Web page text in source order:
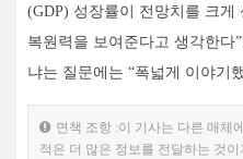
(GDP) 성장률이 전망치를 크게
복원력을 보여준다고 생각한다
냐는 질문에는 “폭넓게 이야기
면책 조항 :이 기사는 다른 매체
적은 더 많은 정보를 전달하는 것